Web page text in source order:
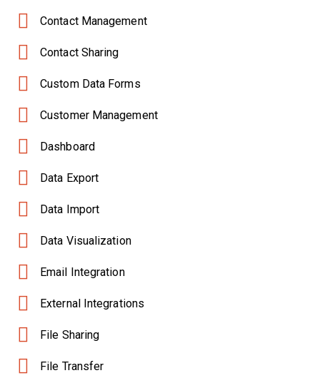
Contact Management
Contact Sharing
Custom Data Forms
Customer Management
Dashboard
Data Export
Data Import
Data Visualization
Email Integration
External Integrations
File Sharing
File Transfer